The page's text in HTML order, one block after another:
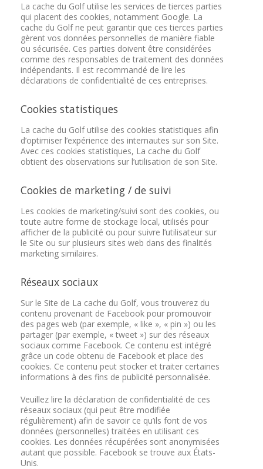
La cache du Golf utilise les services de tierces parties
qui placent des cookies, notamment Google. La
cache du Golf ne peut garantir que ces tierces parties
gèrent vos données personnelles de manière fiable
ou sécurisée. Ces parties doivent être considérées
comme des responsables de traitement des données
indépendants. Il est recommandé de lire les
déclarations de confidentialité de ces entreprises.
Cookies statistiques
La cache du Golf utilise des cookies statistiques afin
d’optimiser l’expérience des internautes sur son Site.
Avec ces cookies statistiques, La cache du Golf
obtient des observations sur l’utilisation de son Site.
Cookies de marketing / de suivi
Les cookies de marketing/suivi sont des cookies, ou
toute autre forme de stockage local, utilisés pour
afficher de la publicité ou pour suivre l’utilisateur sur
le Site ou sur plusieurs sites web dans des finalités
marketing similaires.
Réseaux sociaux
Sur le Site de La cache du Golf, vous trouverez du
contenu provenant de Facebook pour promouvoir
des pages web (par exemple, « like », « pin ») ou les
partager (par exemple, « tweet ») sur des réseaux
sociaux comme Facebook. Ce contenu est intégré
grâce un code obtenu de Facebook et place des
cookies. Ce contenu peut stocker et traiter certaines
informations à des fins de publicité personnalisée.
Veuillez lire la déclaration de confidentialité de ces
réseaux sociaux (qui peut être modifiée
régulièrement) afin de savoir ce qu’ils font de vos
données (personnelles) traitées en utilisant ces
cookies. Les données récupérées sont anonymisées
autant que possible. Facebook se trouve aux États-
Unis.